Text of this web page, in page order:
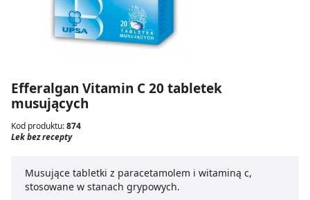
Efferalgan Vitamin C 20 tabletek
musujących
Kod produktu:874
Lek bez recepty
Musujące tabletki z paracetamolem i witaminą c,
stosowane w stanach grypowych.